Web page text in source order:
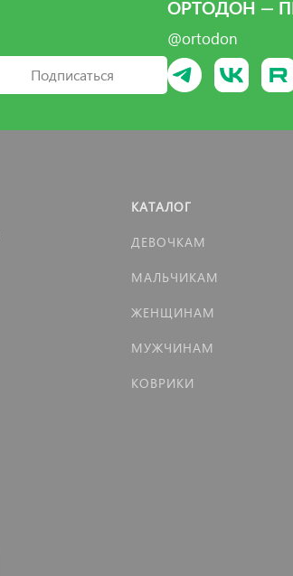
Подписаться
ОРТОДОН —
@ortodon
КАТАЛОГ
ДЕВОЧКАМ
МАЛЬЧИКАМ
ЖЕНЩИНАМ
МУЖЧИНАМ
КОВРИКИ